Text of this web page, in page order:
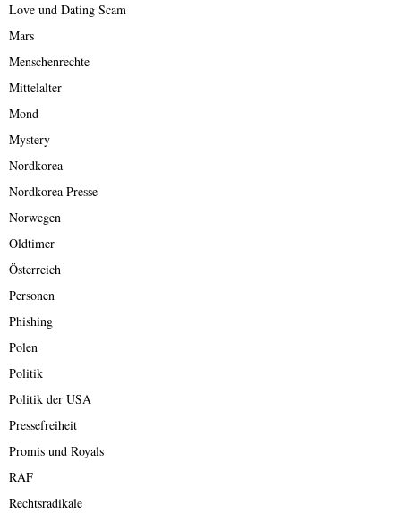
Love und Dating Scam
Mars
Menschenrechte
Mittelalter
Mond
Mystery
Nordkorea
Nordkorea Presse
Norwegen
Oldtimer
Österreich
Personen
Phishing
Polen
Politik
Politik der USA
Pressefreiheit
Promis und Royals
RAF
Rechtsradikale